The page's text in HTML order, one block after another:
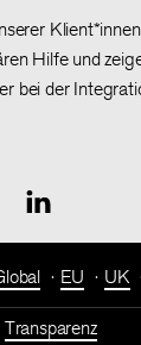
Hilfe und
bei der
EU UK
Transparenz